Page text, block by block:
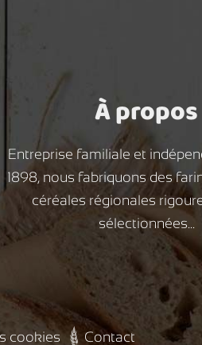
À propos
Entreprise familiale et
1898, nous fabriquons des
céréales régionales
sélectionnées...
cookies Contact